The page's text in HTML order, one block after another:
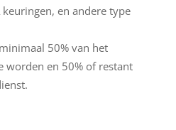
en andere type
50% van het
worden en 50% of restant